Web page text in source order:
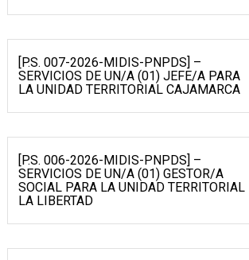
[P.S. 007-2026-MIDIS-PNPDS] –
SERVICIOS DE UN/A (01) JEFE/A PARA
LA UNIDAD TERRITORIAL CAJAMARCA
[P.S. 006-2026-MIDIS-PNPDS] –
SERVICIOS DE UN/A (01) GESTOR/A
SOCIAL PARA LA UNIDAD TERRITORIAL
LA LIBERTAD